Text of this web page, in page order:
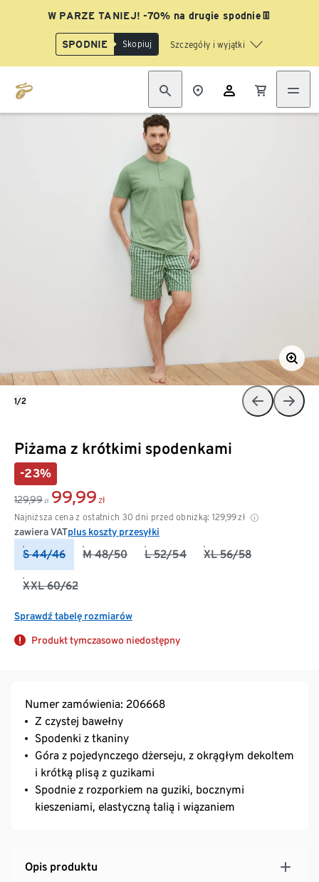
W PARZE TANIEJ! -70% na drugie spodnie👖
SPODNIE Skopiuj Szczegóły i wyjątki
Piżama z krótkimi spodenkami
-23%
129,99 zł 99,99 zł
Najniższa cena z ostatnich 30 dni przed obniżką: 129,99 zł
zawiera VATplus koszty przesyłki
S 44/46 M 48/50 L 52/54 XL 56/58
XXL 60/62
Sprawdź tabelę rozmiarów
Produkt tymczasowo niedostępny
1/2
Numer zamówienia: 206668
Z czystej bawełny
Spodenki z tkaniny
Góra z pojedynczego dżerseju, z okrągłym dekoltem
i krótką plisą z guzikami
Spodnie z rozporkiem na guziki, bocznymi
kieszeniami, elastyczną talią i wiązaniem
Opis produktu